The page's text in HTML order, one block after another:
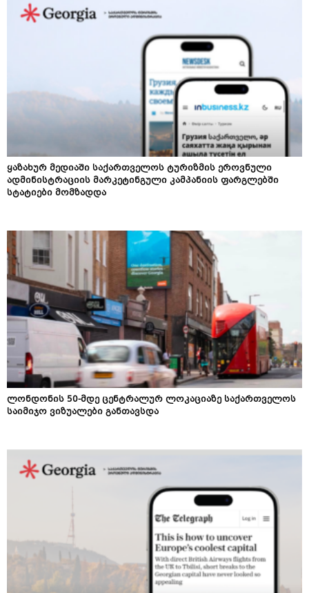
ყაზახურ მედიაში საქართველოს ტურიზმის ეროვნული
ადმინისტრაციის მარკეტინგული კამპანიის ფარგლებში
სტატიები მომზადდა
ლონდონის 50-მდე ცენტრალურ ლოკაციაზე საქართველოს
საიმიჯო ვიზუალები განთავსდა